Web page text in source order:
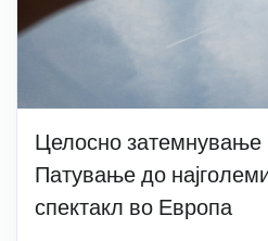
Целосно
Патување до
спектакл во Европа